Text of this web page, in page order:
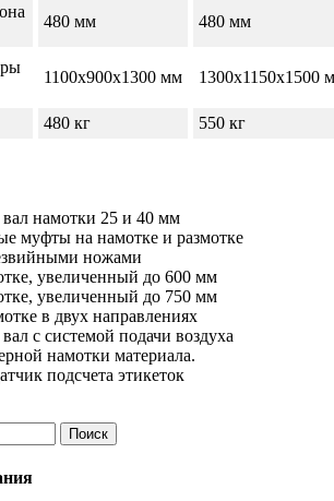
480 мм 480 мм
1100х900х1300 мм 1300х1150х1500
480 кг 550 кг
намотки 25 и 40 мм
муфты на намотке и размотке
ножами
увеличенный до 600 мм
увеличенный до 750 мм
в двух направлениях
с системой подачи воздуха
намотки материала.
подсчета этикеток